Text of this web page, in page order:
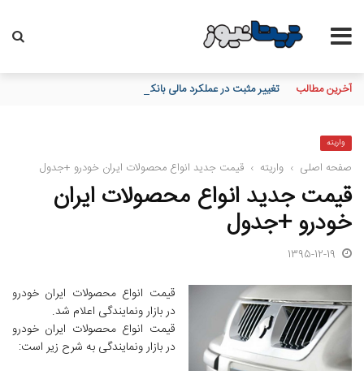
آخرین مطالب تغییر مثبت در عملکرد مالی بانک صادرات ایران/ درآمد عملیاتی 80 درصد رشد کرد
واریته
صفحه اصلی › واریته › قیمت جدید انواع محصولات ایران خودرو +جدول
قیمت جدید انواع محصولات ایران
خودرو +جدول
1395-12-19
قیمت انواع محصولات ایران خودرو
در بازار ونمایندگی اعلام شد.
قیمت انواع محصولات ایران خودرو
در بازار ونمایندگی به شرح زیر است: